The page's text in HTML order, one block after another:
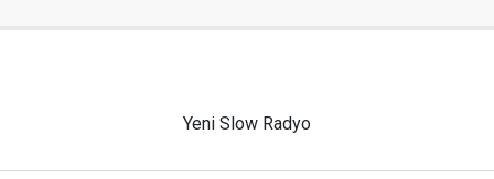
Yeni Slow Radyo